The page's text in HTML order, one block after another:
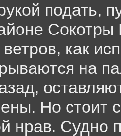
подать,
Сокотры
как
на
Но стоит
нрав. Судно